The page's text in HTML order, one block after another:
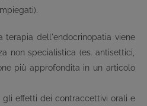
dell'endocrinopatia viene
non specialistica (es. antisettici,
più approfondita in un articolo
gli effetti dei contraccettivi orali e